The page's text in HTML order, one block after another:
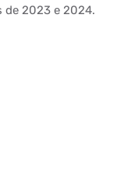
de 2023 e 2024.